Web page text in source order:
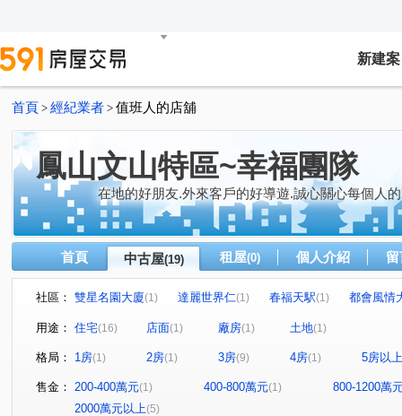
新建案
首頁 > 經紀業者 > 值班人的店舖
鳳山文山特區~幸福團隊
在地的好朋友.外來客戶的好導遊.誠心關心每個人
首頁 中古屋(19) 租屋(0) 個人介紹
社區： 雙星名園大廈(1) 達麗世界仁(1) 春福天駅(1)
都會風情
松鶴
捷運新都心六期 (1) 愛上城
廣東二街
太子路 拷潭路 真君路
中山東
文樂街(1) 光遠路 懷安街(1) 鳳學路 正忠路(1)
慈英街(1)
用途： 住宅(16) 店面(1) 廠房(1) 土地(1)
格局： 1房(1) 2房(1) 3房(9) 4房(1) 5房以上
售金： 200-400萬元(1) 400-800萬元(1)
800-1200萬
2000萬元以上(5)